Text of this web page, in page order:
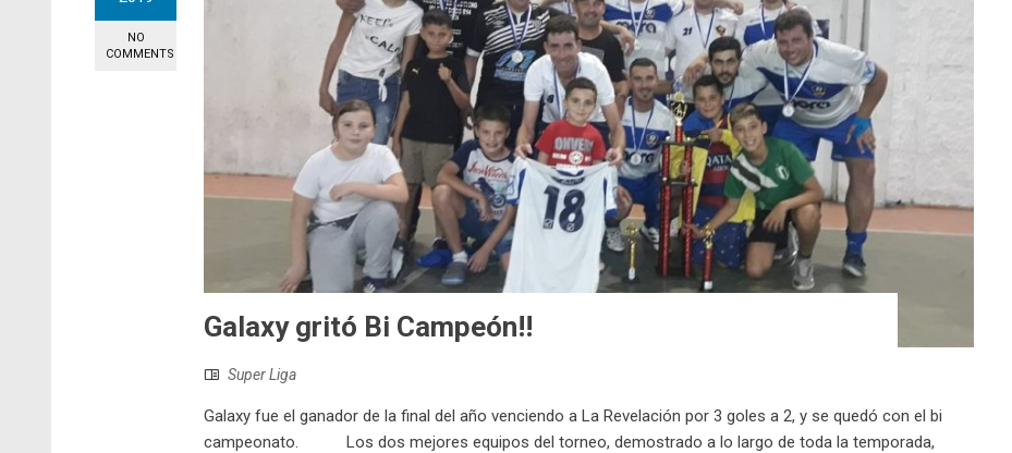
NO
COMMENTS
Galaxy gritó Bi Campeón!!
Super Liga
Galaxy fue el ganador de la final del año venciendo a La Revelación por 3 goles a 2, y se quedó con el bi
campeonato. Los dos mejores equipos del torneo, demostrado a lo largo de toda la temporada,